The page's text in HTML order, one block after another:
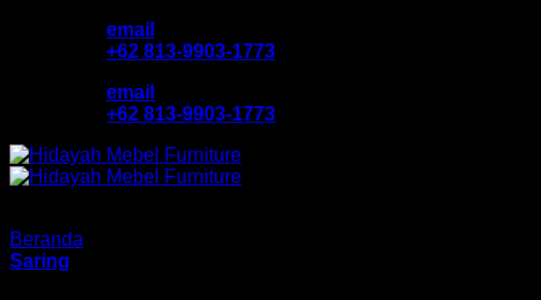
email
+62 813-9903-1773
email
+62 813-9903-1773
Beranda
Saring